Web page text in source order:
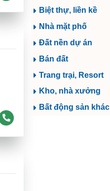
Biệt thự, liền kề
Nhà mặt phố
Đất nền dự án
Bán đất
Trang trại, Resort
Kho, nhà xưởng
Bất động sản khác